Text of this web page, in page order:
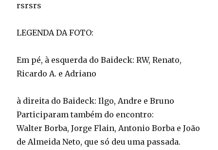
rsrsrs
LEGENDA DA FOTO:
Em pé, à esquerda do Baideck: RW, Renato,
Ricardo A. e Adriano
à direita do Baideck: Ilgo, Andre e Bruno
Participaram também do encontro:
Walter Borba, Jorge Flain, Antonio Borba e João
de Almeida Neto, que só deu uma passada.